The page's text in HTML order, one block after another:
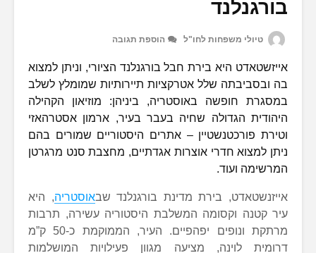
בורגנלנד
טיולי משפחות לחו"ל הוספת תגובה
אייזשטאדט היא בירת חבל בורגנלנד הציורי, וניתן למצוא
בה ובסביבתה שלל אטרקציות תיירותיות שמומלץ לשלב
במסגרת חופשה באוסטריה, ביניהן: מוזיאון הקהילה
היהודית הגדולה שחיה בעבר בעיר, ארמון אסטרהאזי
וטירת פורכטנשטיין – אתרים היסטוריים שמורים בהם
ניתן למצוא חדרי אוצרות אגדתיים, מחצבת סנט מרגרטן
המרשימה ועוד.
אייזנשטאדט, בירת מדינת בורגנלנד שבאוסטריה, היא
עיר קטנה וקסומה המשלבת היסטוריה עשירה, תרבות
מרתקת ונופים יפהפיים. העיר, הממוקמת כ-50 ק”מ
דרומית לוינה, מציעה מגוון פעילויות המושלמות